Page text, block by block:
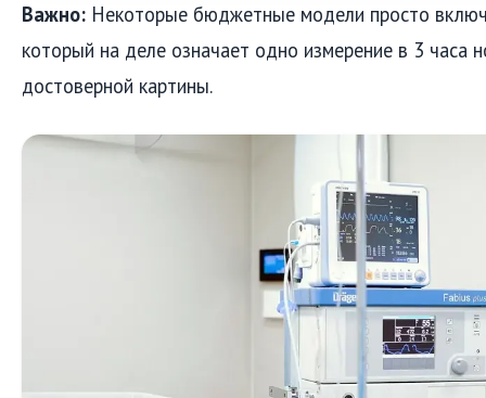
Важно: Некоторые бюджетные модели просто
который на деле означает одно измерение в 3 часа
достоверной картины.